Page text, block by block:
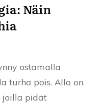
Näin
ostamalla
turha pois. Alla on
joilla pidät